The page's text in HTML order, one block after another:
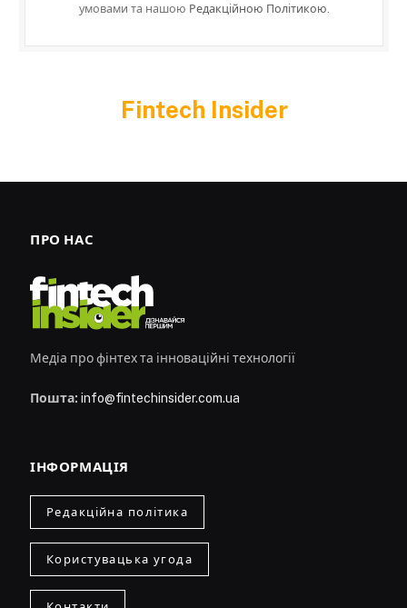
умовами та нашою Редакційною Політикою.
Fintech Insider
ПРО НАС
Медіа про фінтех та інноваційні технології
Пошта: info@fintechinsider.com.ua
ІНФОРМАЦІЯ
Редакційна політика
Користувацька угода